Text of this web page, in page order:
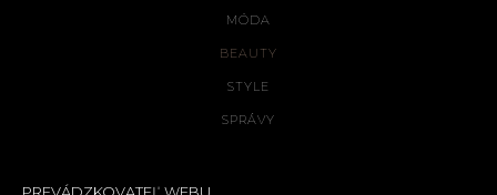
MÓDA
BEAUTY
STYLE
SPRÁVY